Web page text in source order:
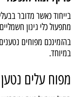
בייחוד כאשר מדובר
מתפעול כלי גינון
במיוחד.
מפוח עלים